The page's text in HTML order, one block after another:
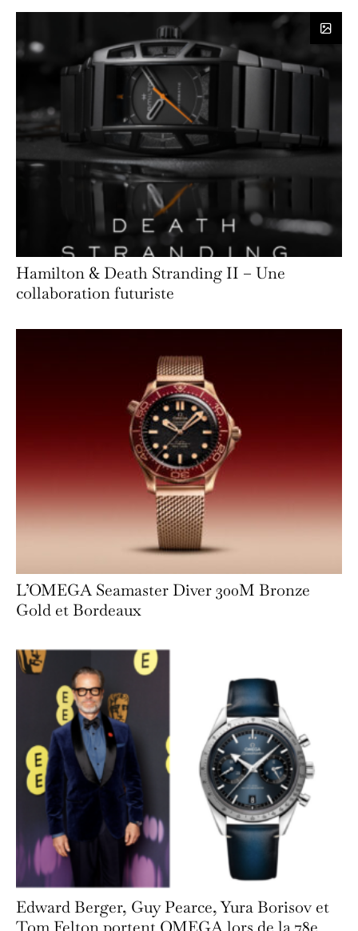
Hamilton & Death Stranding II – Une
collaboration futuriste
L’OMEGA Seamaster Diver 300M Bronze
Gold et Bordeaux
Edward Berger, Guy Pearce, Yura Borisov et
Tom Felton portent OMEGA lors de la 78e